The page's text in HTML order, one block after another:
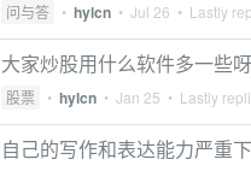
问与答 • hylcn • Jul 26 • Lastly
大家炒股用什么软件多一些呀
股票 • hylcn • Jan 25 • Lastly
自己的写作和表达能力严重